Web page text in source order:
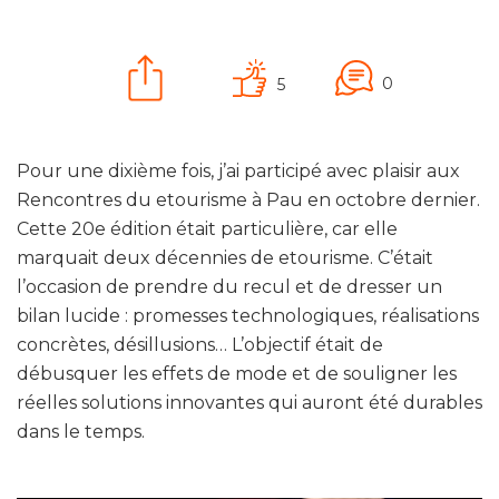
5 0
Pour une dixième fois, j’ai participé avec plaisir aux
Rencontres du etourisme à Pau en octobre dernier.
Cette 20e édition était particulière, car elle
marquait deux décennies de etourisme. C’était
l’occasion de prendre du recul et de dresser un
bilan lucide : promesses technologiques, réalisations
concrètes, désillusions… L’objectif était de
débusquer les effets de mode et de souligner les
réelles solutions innovantes qui auront été durables
dans le temps.